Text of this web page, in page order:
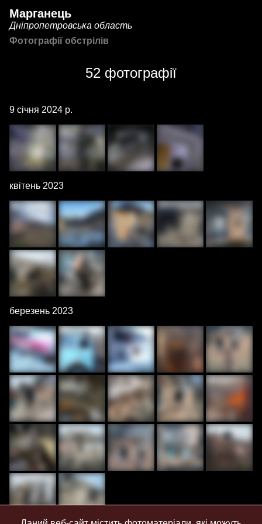
Марганець
Дніпропетровська область
Фотографії обстрілів
52 фотографії
9 січня 2024 р.
квітень 2023
березень 2023